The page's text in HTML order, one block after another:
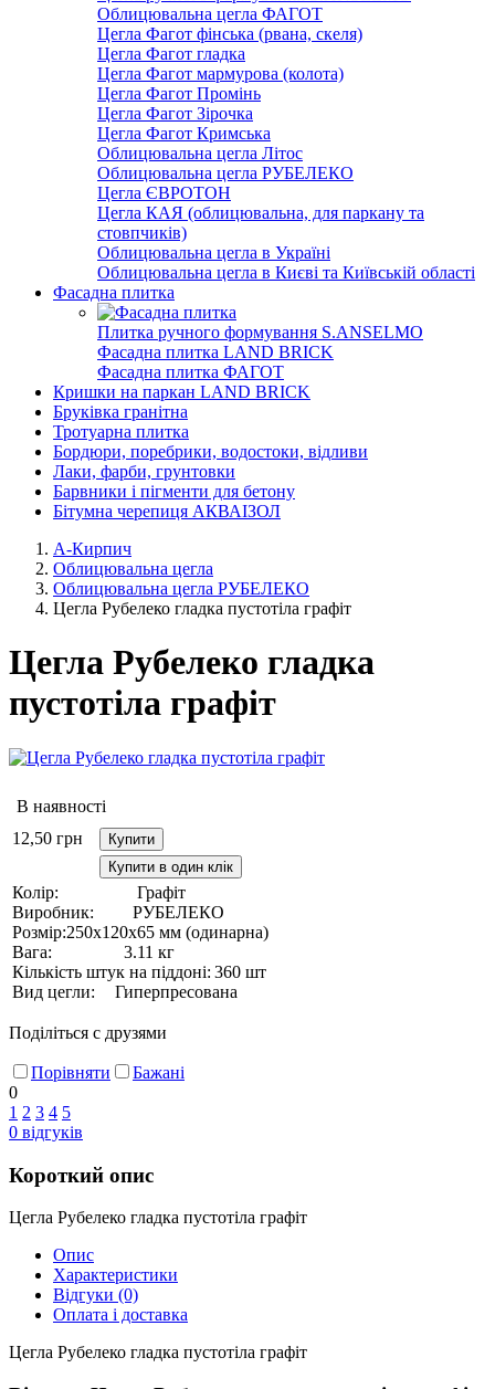
Облицювальна цегла ФАГОТ
Цегла Фагот фінська (рвана, скеля)
Цегла Фагот гладка
Цегла Фагот мармурова (колота)
Цегла Фагот Промінь
Цегла Фагот Зірочка
Цегла Фагот Кримська
Облицювальна цегла Літос
Облицювальна цегла РУБЕЛЕКО
Цегла ЄВРОТОН
Цегла КАЯ (облицювальна, для паркану та
стовпчиків)
Облицювальна цегла в Україні
Облицювальна цегла в Києві та Київській області
Фасадна плитка
Плитка ручного формування S.ANSELMO
Фасадна плитка LAND BRICK
Фасадна плитка ФАГОТ
Кришки на паркан LAND BRICK
Бруківка гранітна
Тротуарна плитка
Бордюри, поребрики, водостоки, відливи
Лаки, фарби, грунтовки
Барвники і пігменти для бетону
Бітумна черепиця АКВАІЗОЛ
А-Кирпич
Облицювальна цегла
Облицювальна цегла РУБЕЛЕКО
Цегла Рубелеко гладка пустотіла графіт
Цегла Рубелеко гладка
пустотіла графіт
В наявності
12,50 грн
Купити
Купити в один клік
Колір:
Графіт
Виробник:
РУБЕЛЕКО
Розмір:250х120х65 мм (одинарна)
Вага:
3.11 кг
Кількість штук на піддоні: 360 шт
Вид цегли:
Гиперпресована
Поділіться с друзями
Порівняти
Бажані
0
1 2 3 4 5
0 відгуків
Короткий опис
Цегла Рубелеко гладка пустотіла графіт
Опис
Характеристики
Відгуки (0)
Оплата і доставка
Цегла Рубелеко гладка пустотіла графіт